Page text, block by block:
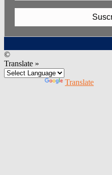
©
Translate »
Translate